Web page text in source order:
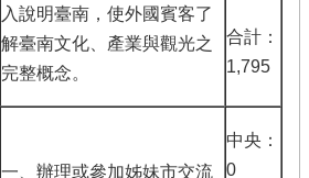
入說明臺南，使外國賓客了
解臺南文化、產業與觀光之
完整概念。
合計：
1,795
一、辦理或參加姊妹市交流
中央：
0